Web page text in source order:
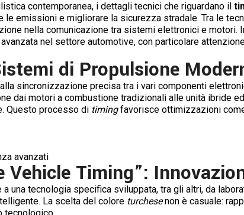
contemporanea, i dettagli tecnici che riguardano il
emissioni e migliorare la sicurezza stradale. Tra le
nella comunicazione tra sistemi elettronici e
nel settore automotive, con particolare
di Propulsione
sincronizzazione precisa tra i vari componenti
dai motori a combustione tradizionali alle unità ibride
Questo processo di timingfavorisce ottimizzazioni
avanzati
Timing”:
una tecnologia specifica sviluppata, tra gli altri, da
La scelta del colore turchesenon è casuale: